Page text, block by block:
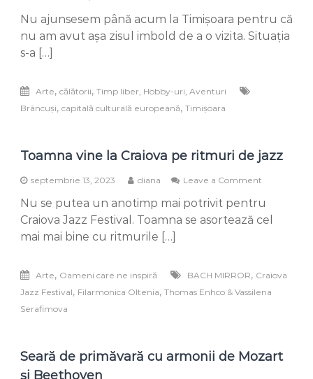
–
un
Nu ajunsesem până acum la Timișoara pentru că
nu am avut așa zisul imbold de a o vizita. Situația
s-a […]
Arte, călătorii, Timp liber, Hobby-uri, Aventuri
Brâncuși, capitală culturală europeană, Timișoara
Toamna vine la Craiova pe ritmuri de jazz
septembrie 13, 2023 diana Leave a Comment
vine
la
jazz
Nu se putea un anotimp mai potrivit pentru
Craiova Jazz Festival. Toamna se asortează cel
mai mai bine cu ritmurile […]
Arte, Oameni care ne inspiră BACH MIRROR, Craiova
Jazz Festival, Filarmonica Oltenia, Thomas Enhco & Vassilena
Serafimova
Seară de primăvară cu armonii de Mozart
și Beethoven